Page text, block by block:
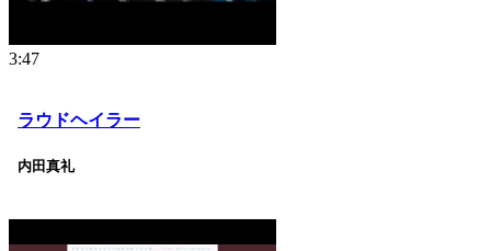
3:47
ラウドヘイラー
内田真礼